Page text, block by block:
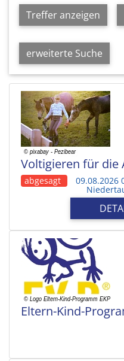
Treffer anzeigen
erweiterte Suche
Voltigieren für die
abgesagt 09.08.2026
Eltern-Kind-